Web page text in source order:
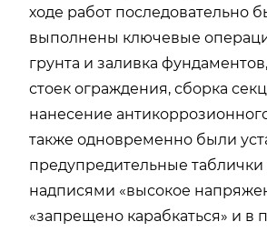
ходе работ последовательно
выполнены ключевые
грунта и заливка
стоек ограждения, сборка
нанесение
также одновременно были
предупредительные таблички
надписями «высокое
«запрещено карабкаться» и в